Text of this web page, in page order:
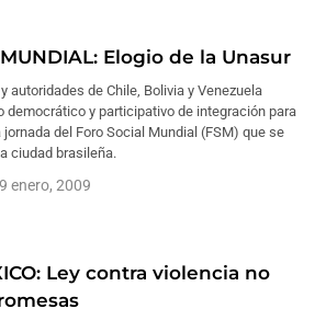
MUNDIAL: Elogio de la Unasur
autoridades de Chile, Bolivia y Venezuela
democrático y participativo de integración para
del Foro Social Mundial (FSM) que se
ciudad brasileña.
enero, 2009
Ley contra violencia no